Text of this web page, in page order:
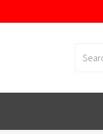
for: